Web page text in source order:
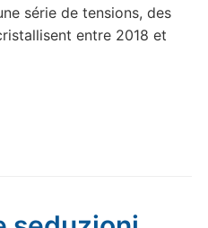
série de tensions, des
entre 2018 et